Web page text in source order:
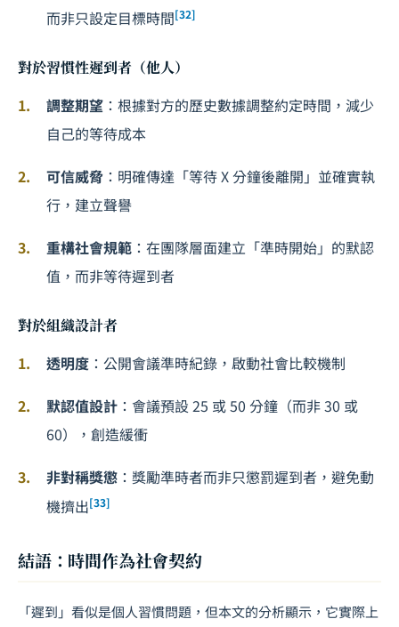
而非只設定目標時間[32]
對於習慣性遲到者（他人）
調整期望 ：根據對方的歷史數據調整約定時間，減少
自己的等待成本
可信威脅 ：明確傳達「等待 X 分鐘後離開」並確實執
行，建立聲譽
重構社會規範 ：在團隊層面建立「準時開始」的默認
值，而非等待遲到者
對於組織設計者
透明度 ：公開會議準時紀錄，啟動社會比較機制
默認值設計 ：會議預設 25 或 50 分鐘（而非 30 或
60），創造緩衝
非對稱獎懲 ：獎勵準時者而非只懲罰遲到者，避免動
機擠出[33]
結語：時間作為社會契約
「遲到」看似是個人習慣問題，但本文的分析顯示，它實際上